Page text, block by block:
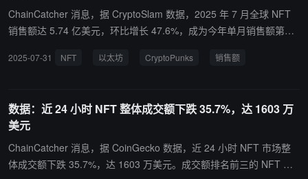
ChainCatcher 消息，据 CryptoSlam 数据，2025 年 7 月全球 NFT
销售额达 5.74 亿美元，环比增长 47.6%，成为今年单月销售额第二
降 9% 至 500 万笔，但平均售价攀升至 113.08 美元（六个月新
成交额居首， Pudgy Penguins 以 65.44% 底价涨幅表现亮眼；NFT
总市值突破 80 亿美元，较上月增长 21%。
2025-07-31 NFT 以太坊 CryptoPunks 销售额
数据：近 24 小时 NFT 整体成交额下跌 35.7%，达 1603 万
美元
ChainCatcher 消息，据 CoinGecko 数据，近 24 小时 NFT 市场整
体成交额下跌 35.7%，达 1603 万美元。成交额排名前三的 NFT 全